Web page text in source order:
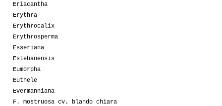
Eriacantha
Erythra
Erythrocalix
Erythrosperma
Esseriana
Estebanensis
Eumorpha
Euthele
Evermanniana
F. mostruosa cv. blando chiara